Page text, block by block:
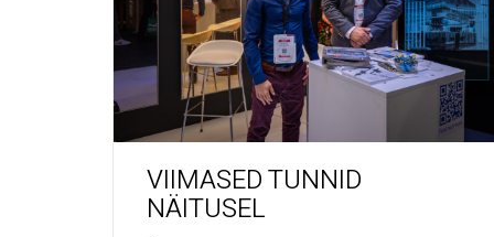
VIIMASED TUNNID
NÄITUSEL